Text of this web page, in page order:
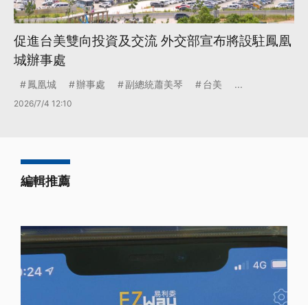
促進台美雙向投資及交流 外交部宣布將設駐鳳凰
城辦事處
鳳凰城 辦事處 副總統蕭美琴 台美 ...
2026/7/4 12:10
編輯推薦